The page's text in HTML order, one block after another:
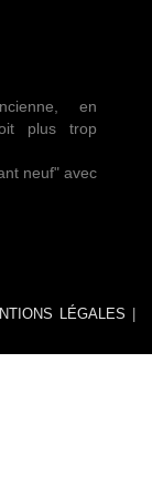
en
plus trop
neuf" avec
LÉGALES